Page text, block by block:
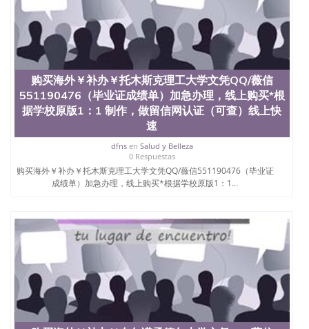
购买海外￥补办￥托木斯克理工大学文凭QQ/薇信
551190476（毕业证成绩单）加急办理，线上购买*根
据学校原版1：1 制作，做留信网认证（可查）线上快
速
dfnsen Salud y Belleza
0 Respuestas
购买海外￥补办￥托木斯克理工大学文凭QQ/薇信551190476（毕业证
成绩单）加急办理，线上购买*根据学校原版1：1...